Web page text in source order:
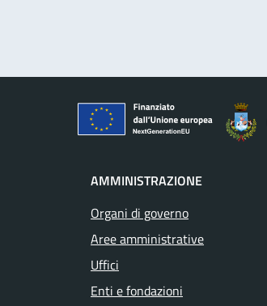
AMMINISTRAZIONE
Organi di governo
Aree amministrative
Uffici
Enti e fondazioni